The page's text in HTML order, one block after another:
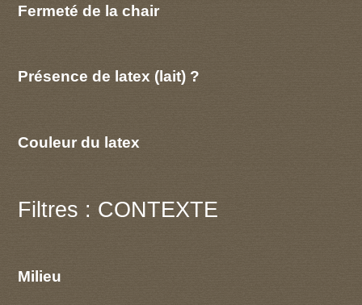
Fermeté de la chair
Présence de latex (lait) ?
Couleur du latex
Filtres : CONTEXTE
Milieu